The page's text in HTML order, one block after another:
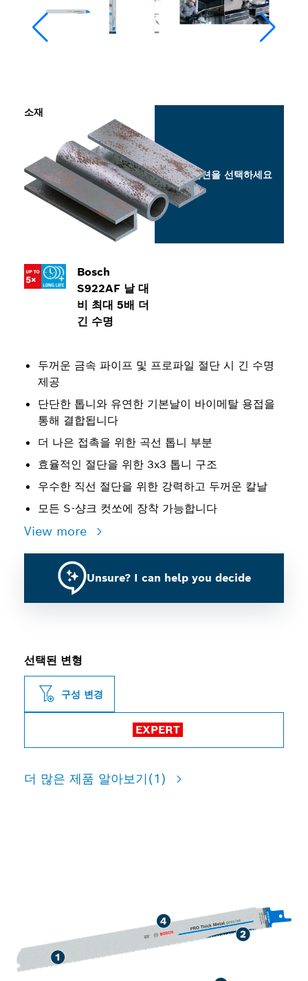
Bosch
S922AF 날 대
비 최대 5배 더
긴 수명
두꺼운 금속 파이프 및 프로파일 절단 시 긴 수명
제공
단단한 톱니와 유연한 기본날이 바이메탈 용접을
통해 결합됩니다
더 나은 접촉을 위한 곡선 톱니 부분
효율적인 절단을 위한 3x3 톱니 구조
우수한 직선 절단을 위한 강력하고 두꺼운 칼날
모든 S-샹크 컷쏘에 장착 가능합니다
View more
Unsure? I can help you decide
소재
옵션을 선택하세요
선택된 변형
구성 변경
EXPERT
더 많은 제품 알아보기(1)